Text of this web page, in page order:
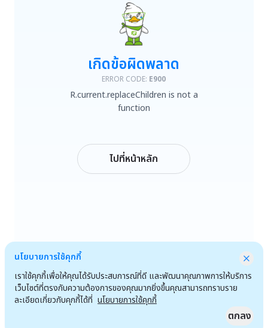
R.current.replaceChildren is not a function
เกิดข้อผิดพลาด
ERROR CODE: E900
R.current.replaceChildren is not a
function
ไปที่หน้าหลัก
นโยบายการใช้คุกกี้
เราใช้คุกกี้เพื่อให้คุณได้รับประสบการณ์ที่ดี และพัฒนาคุณภาพการให้บริการ
เว็บไซต์ที่ตรงกับความต้องการของคุณมากยิ่งขึ้นคุณสามารถทราบราย
ละเอียดเกี่ยวกับคุกกี้ได้ที่ นโยบายการใช้คุกกี้
ตกลง